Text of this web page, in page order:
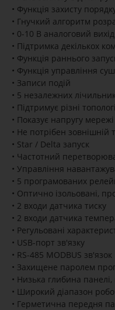
• Функція захисту
• Гнучкий алгоритм
• 0-10 В аналоговий
• Підтримка декількох
• Функція раннього
• Функція управління
• Записи подій
• 5 незалежних
• Підтримує різні
• Показує напругу мережі
• Не потрібен
• Star / Delta запуск
• Частотний
• Управління
• 5 програмованих
• Оптично ізольовані,
• 2 входи датчика тиску
• 2 входи датчика
• Регульовані
• USB-порт зв'язку
• RS-485 MODBUS зв'язок
• Захищене паролем
• Низька глибина
• Широкий діапазон
• Герметична передня